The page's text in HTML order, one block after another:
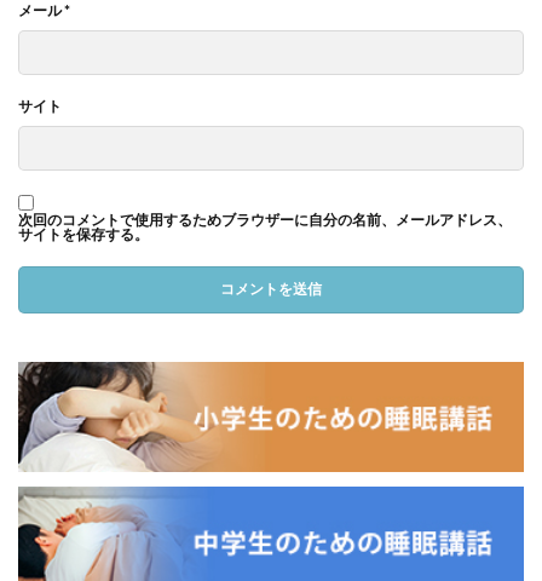
メール*
サイト
次回のコメントで使用するためブラウザーに自分の名前、メールアドレス、
サイトを保存する。